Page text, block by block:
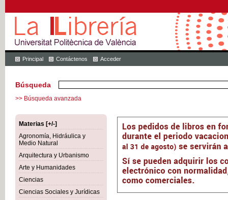
Principal Contáctenos Acceder
Búsqueda
>> Búsqueda avanzada
Materias [+/-]
Agronomía, Hidráulica y
Medio Natural
Arquitectura y Urbanismo
Arte y Humanidades
Ciencias
Ciencias Sociales y Jurídicas